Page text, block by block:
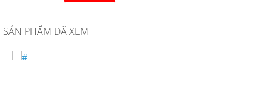
SẢN PHẨM ĐÃ XEM